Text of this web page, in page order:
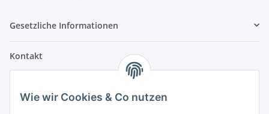
Gesetzliche Informationen
Kontakt
0171-6477475
Wie wir Cookies & Co nutzen